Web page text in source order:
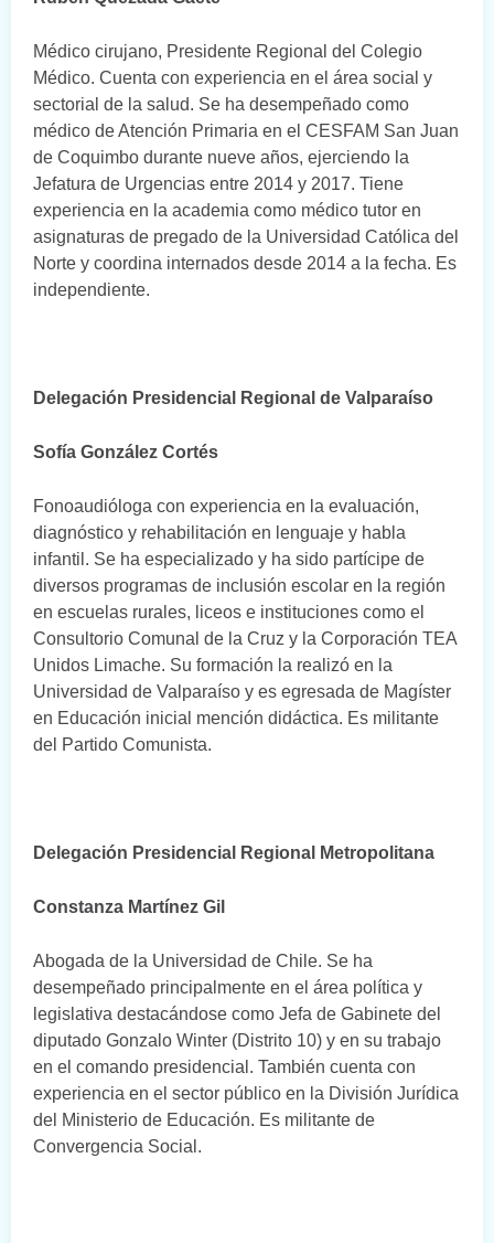
Médico cirujano, Presidente Regional del Colegio
Médico. Cuenta con experiencia en el área social y
sectorial de la salud. Se ha desempeñado como
médico de Atención Primaria en el CESFAM San Juan
de Coquimbo durante nueve años, ejerciendo la
Jefatura de Urgencias entre 2014 y 2017. Tiene
experiencia en la academia como médico tutor en
asignaturas de pregado de la Universidad Católica del
Norte y coordina internados desde 2014 a la fecha. Es
independiente.
Delegación Presidencial Regional de Valparaíso
Sofía González Cortés
Fonoaudióloga con experiencia en la evaluación,
diagnóstico y rehabilitación en lenguaje y habla
infantil. Se ha especializado y ha sido partícipe de
diversos programas de inclusión escolar en la región
en escuelas rurales, liceos e instituciones como el
Consultorio Comunal de la Cruz y la Corporación TEA
Unidos Limache. Su formación la realizó en la
Universidad de Valparaíso y es egresada de Magíster
en Educación inicial mención didáctica. Es militante
del Partido Comunista.
Delegación Presidencial Regional Metropolitana
Constanza Martínez Gil
Abogada de la Universidad de Chile. Se ha
desempeñado principalmente en el área política y
legislativa destacándose como Jefa de Gabinete del
diputado Gonzalo Winter (Distrito 10) y en su trabajo
en el comando presidencial. También cuenta con
experiencia en el sector público en la División Jurídica
del Ministerio de Educación. Es militante de
Convergencia Social.